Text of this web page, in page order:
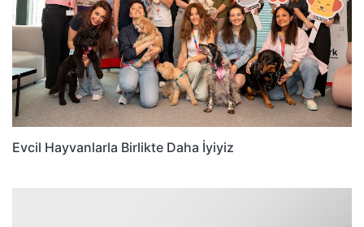
Evcil Hayvanlarla Birlikte Daha İyiyiz